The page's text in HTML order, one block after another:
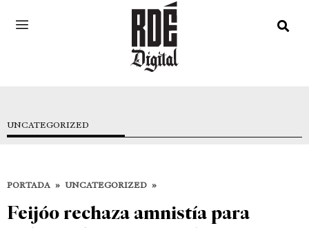
UNCATEGORIZED
PORTADA » UNCATEGORIZED »
Feijóo rechaza amnistía para